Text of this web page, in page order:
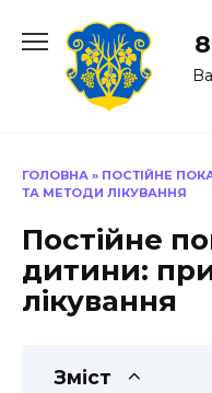
до
ГОЛОВНА » ПОСТІЙНЕ
ТА МЕТОДИ ЛІКУВАННЯ
Постійне
дитини:
лікування
Зміст